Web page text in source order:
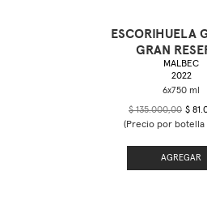
ESCORIHUELA
GRAN
MALBEC
2022
$ 135.000,00 $
(Precio por botella
AGREGAR